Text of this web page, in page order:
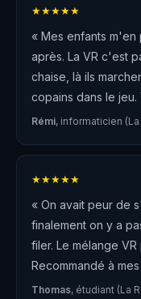
★★★★★
« Mes enfants m'en
après. La VR c'est
chaise, là ils
copains dans le
Rémi, informaticien
★★★★★
« On avait peur de
finalement on y a
filer. Le mélange
Recommandé à
Thomas, étudiant (La